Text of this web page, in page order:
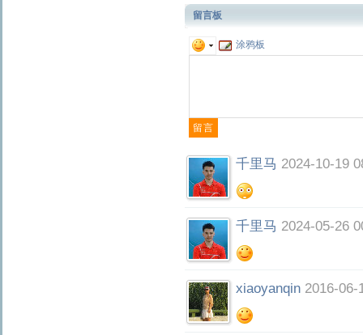
留言板
涂鸦板
千里马 2024-10-19
千里马 2024-05-26
xiaoyanqin 2016-06-